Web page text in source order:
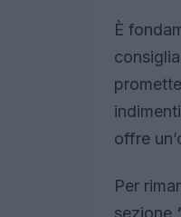
È
offre
Per